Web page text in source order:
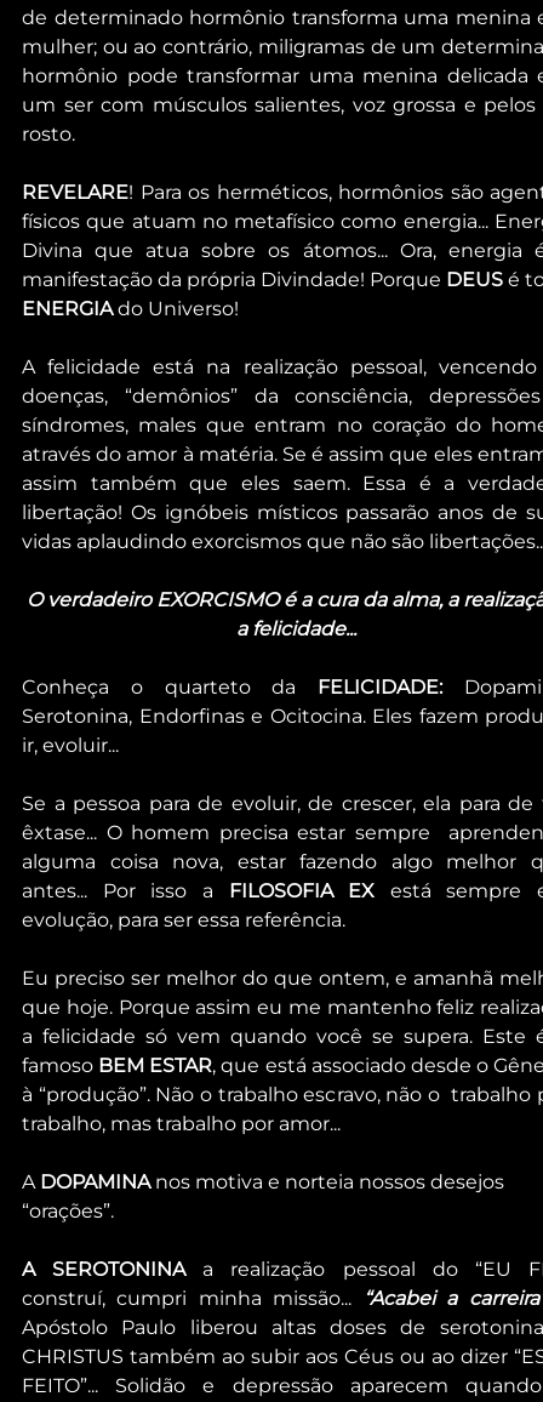
de determinado hormônio transforma uma menina
mulher; ou ao contrário, miligramas de um
hormônio pode transformar uma menina delicada
um ser com músculos salientes, voz grossa e pelos
rosto.
REVELARE! Para os herméticos, hormônios são
físicos que atuam no metafísico como energia...
Divina que atua sobre os átomos... Ora, energia
manifestação da própria Divindade! Porque DEUS
ENERGIA do Universo!
A felicidade está na realização pessoal, vencendo
doenças, “demônios” da consciência,
síndromes, males que entram no coração do
através do amor à matéria. Se é assim que eles
assim também que eles saem. Essa é a
libertação! Os ignóbeis místicos passarão anos de
vidas aplaudindo exorcismos que não são
O verdadeiro EXORCISMO é a cura da alma, a
a felicidade...
Conheça o quarteto da FELICIDADE:
Serotonina, Endorfinas e Ocitocina. Eles fazem
ir, evoluir...
Se a pessoa para de evoluir, de crescer, ela para de
êxtase... O homem precisa estar sempre
alguma coisa nova, estar fazendo algo melhor
antes... Por isso a
FILOSOFIA EX está sempre
evolução, para ser essa referência.
Eu preciso ser melhor do que ontem, e amanhã
que hoje. Porque assim eu me mantenho feliz
a felicidade só vem quando você se supera. Este
famoso BEM ESTAR, que está associado desde o
à “produção”. Não o trabalho escravo, não o  trabalho
trabalho, mas trabalho por amor...
A DOPAMINA nos motiva e norteia nossos desejos
“orações”.
A SEROTONINA a realização pessoal do “EU
construí, cumpri minha missão...
“Acabei a
Apóstolo Paulo liberou altas doses de
CHRISTUS também ao subir aos Céus ou ao dizer
FEITO”... Solidão e depressão aparecem